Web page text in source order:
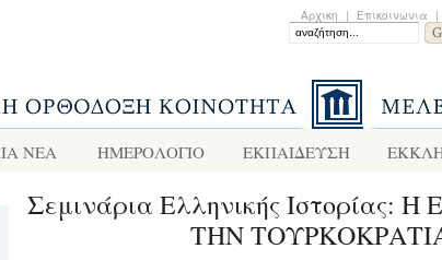
Αρχικη | Επικοινωνια |
ΝΕΑ ΗΜΕΡΟΛΟΓΙΟ ΕΚΠΑΙΔΕΥΣΗ
Σεμινάρια Ελληνικής Ιστορίας:
ΤΗΝ